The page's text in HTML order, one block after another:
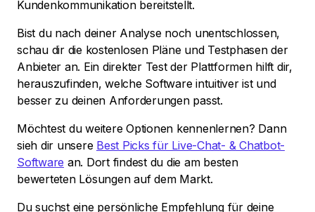
Kundenkommunikation bereitstellt.
Bist du nach deiner Analyse noch unentschlossen,
schau dir die kostenlosen Pläne und Testphasen der
Anbieter an. Ein direkter Test der Plattformen hilft dir,
herauszufinden, welche Software intuitiver ist und
besser zu deinen Anforderungen passt.
Möchtest du weitere Optionen kennenlernen? Dann
sieh dir unsere Best Picks für Live-Chat- & Chatbot-
Software an. Dort findest du die am besten
bewerteten Lösungen auf dem Markt.
Du suchst eine persönliche Empfehlung für deine